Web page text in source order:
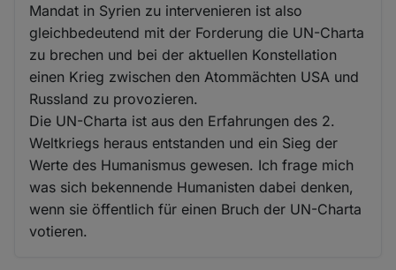
Mandat in Syrien zu intervenieren ist also
gleichbedeutend mit der Forderung die UN-Charta
zu brechen und bei der aktuellen Konstellation
einen Krieg zwischen den Atommächten USA und
Russland zu provozieren.
Die UN-Charta ist aus den Erfahrungen des 2.
Weltkriegs heraus entstanden und ein Sieg der
Werte des Humanismus gewesen. Ich frage mich
was sich bekennende Humanisten dabei denken,
wenn sie öffentlich für einen Bruch der UN-Charta
votieren.